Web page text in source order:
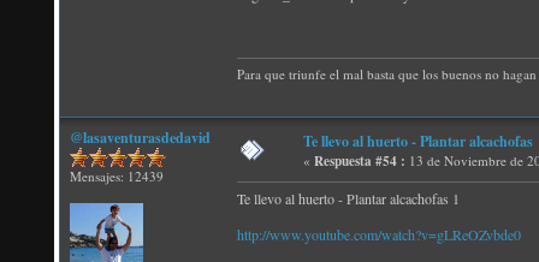
Para que triunfe el mal basta que los buenos no
@lasaventurasdedavid
Mensajes: 12439
Te llevo al huerto - Plantar alcachofas
« Respuesta #54 : 13 de Noviembre de
Te llevo al huerto - Plantar alcachofas 1
http://www.youtube.com/watch?v=gLReOZvbde0